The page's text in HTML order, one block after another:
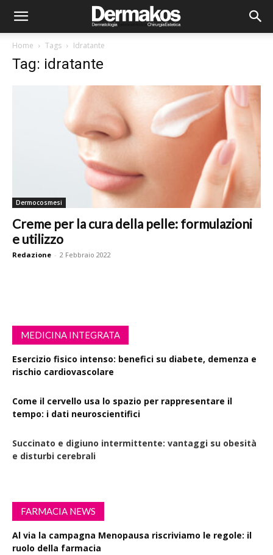
Home Tags Idratante
Tag: idratante
Dermocosmesi
Creme per la cura della pelle: formulazioni
e utilizzo
Redazione - 2 Febbraio 2022
MEDICINA INTEGRATA
Esercizio fisico intenso: benefici su diabete, demenza e
rischio cardiovascolare
Come il cervello usa lo spazio per rappresentare il
tempo: i dati neuroscientifici
Succinato e digiuno intermittente: vantaggi su obesità
e disturbi cerebrali
FARMACIA NEWS
Al via la campagna Menopausa riscriviamo le regole: il
ruolo della farmacia